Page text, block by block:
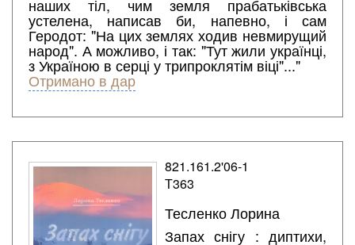
наших тіл, чим земля прабатьківська
устелена, написав би, напевно, і сам
Геродот: "На цих землях ходив невмирущий
народ". А можливо, і так: "Тут жили українці,
з Україною в серці у трипроклятім віці"..."
Отримано в дар
821.161.2'06-1
Т363
Тесленко Лорина
Запах снігу : диптихи,